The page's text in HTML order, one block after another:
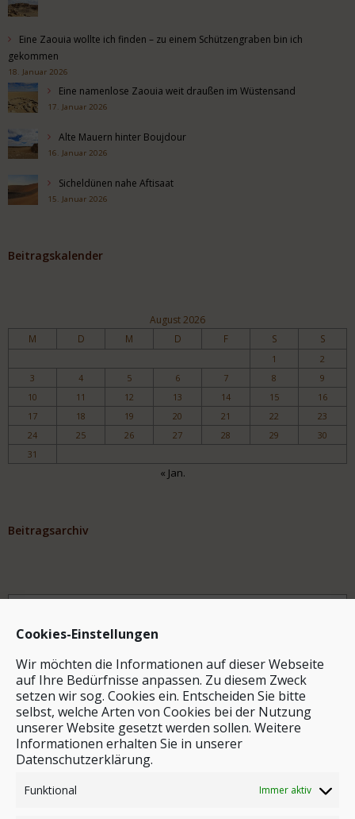
Cookies-Einstellungen
Wir möchten die Informationen auf dieser Webseite
auf Ihre Bedürfnisse anpassen. Zu diesem Zweck
setzen wir sog. Cookies ein. Entscheiden Sie bitte
selbst, welche Arten von Cookies bei der Nutzung
unserer Website gesetzt werden sollen. Weitere
Informationen erhalten Sie in unserer
Datenschutzerklärung.
Funktional Immer aktiv
Eine Zaouia wollte ich finden – zu einem Schützengraben bin ich
gekommen
18. Januar 2026
Eine namenlose Zaouia weit draußen im Wüstensand
17. Januar 2026
Alte Mauern hinter Boujdour
16. Januar 2026
Sicheldünen nahe Aftisaat
15. Januar 2026
Beitragskalender
August 2026
M D M D F S S
1
2
3
4 5 6 7 8
9
10
11 12 13 14 15
16
17
18 19 20 21 22
23
24
25 26 27 28 29
30
31
« Jan.
Beitragsarchiv
Archiv
Stichwortsuche